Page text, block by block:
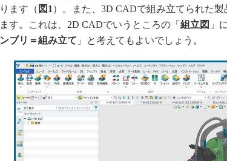
ります（ 図1 ）。また、3D CADで組み立てられた製
ます。これは、2D CADでいうところの「 組立図 」
ンブリ＝組み立て 」と考えてもよいでしょう。